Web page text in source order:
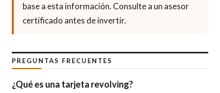
base a esta información. Consulte a un asesor
certificado antes de invertir.
PREGUNTAS FRECUENTES
¿Qué es una tarjeta revolving?